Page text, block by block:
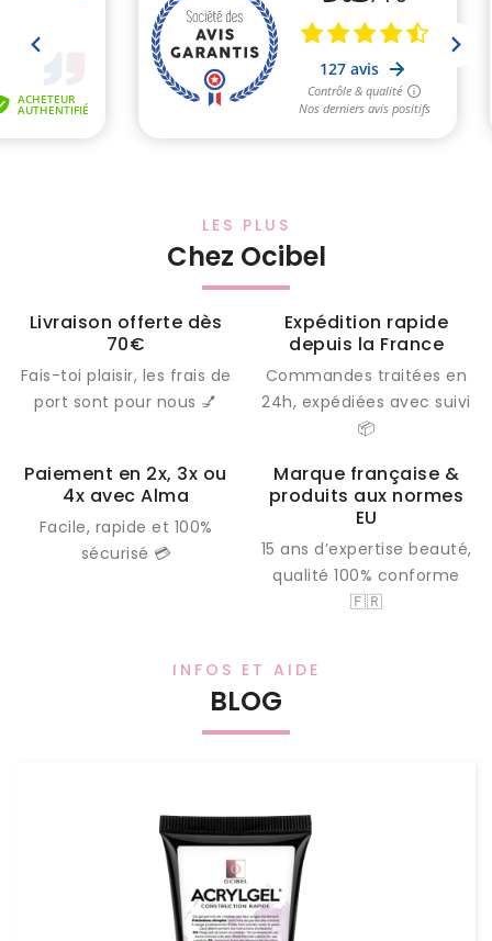
LES PLUS
Chez Ocibel
Livraison offerte dès
70€
Fais-toi plaisir, les frais de
port sont pour nous 💅
Expédition rapide
depuis la France
Commandes traitées en
24h, expédiées avec suivi
📦
Paiement en 2x, 3x ou
4x avec Alma
Facile, rapide et 100%
sécurisé 💳
Marque française &
produits aux normes
EU
15 ans d’expertise beauté,
qualité 100% conforme
🇫🇷
INFOS ET AIDE
BLOG